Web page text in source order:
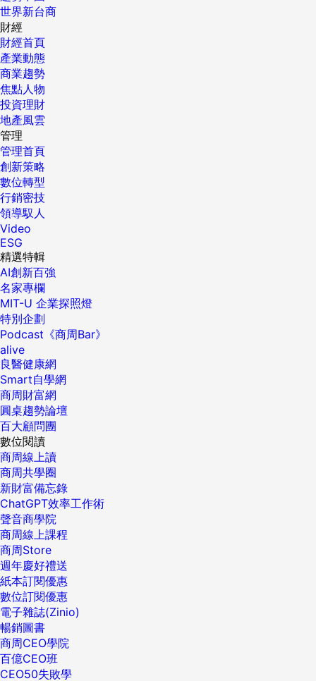
世界新台商
財經
財經首頁
產業動態
商業趨勢
焦點人物
投資理財
地產風雲
管理
管理首頁
創新策略
數位轉型
行銷密技
領導馭人
Video
ESG
精選特輯
AI創新百強
名家專欄
MIT-U 企業探照燈
特別企劃
Podcast《商周Bar》
alive
良醫健康網
Smart自學網
商周財富網
圓桌趨勢論壇
百大顧問團
數位閱讀
商周線上讀
商周共學圈
新財富備忘錄
ChatGPT效率工作術
聲音商學院
商周線上課程
商周Store
週年慶好禮送
紙本訂閱優惠
數位訂閱優惠
電子雜誌(Zinio)
暢銷圖書
商周CEO學院
百億CEO班
CEO50失敗學